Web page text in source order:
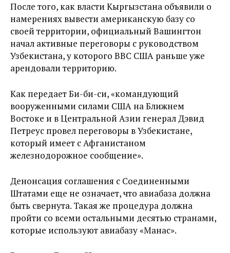
После того, как власти Кыргызстана объявили о
намерениях вывести американскую базу со
своей территории, официальный Вашингтон
начал активные переговоры с руководством
Узбекистана, у которого ВВС США раньше уже
арендовали территорию.
Как передает Би-би-си, «командующий
вооруженными силами США на Ближнем
Востоке и в Центральной Азии генерал Дэвид
Петреус провел переговоры в Узбекистане,
который имеет с Афганистаном
железнодорожное сообщение».
Денонсация соглашения с Соединенными
Штатами еще не означает, что авиабаза должна
быть свернута. Такая же процедура должна
пройти со всеми остальными десятью странами,
которые используют авиабазу «Манас».